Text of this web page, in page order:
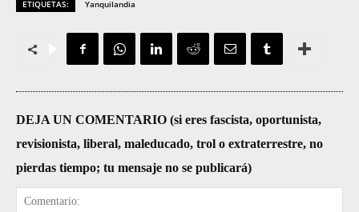
ETIQUETAS: Yanquilandia
DEJA UN COMENTARIO (si eres fascista, oportunista,
revisionista, liberal, maleducado, trol o extraterrestre, no
pierdas tiempo; tu mensaje no se publicará)